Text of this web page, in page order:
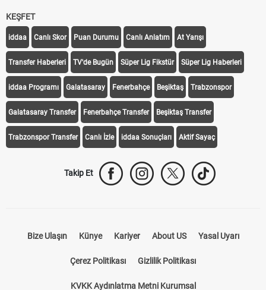
KEŞFET
iddaa Canlı Skor Puan Durumu Canlı Anlatım At Yarışı
Transfer Haberleri TV'de Bugün Süper Lig Fikstür Süper Lig Haberleri
iddaa Programı Galatasaray Fenerbahçe Beşiktaş Trabzonspor
Galatasaray Transfer Fenerbahçe Transfer Beşiktaş Transfer
Trabzonspor Transfer Canlı İzle iddaa Sonuçları Aktif Sayaç